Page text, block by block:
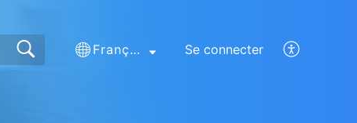
Français (France) Se connecter